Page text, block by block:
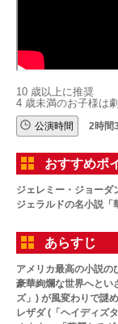
10 歳以上に推奨
4 歳未満のお子様は
公演時間 2時間
おすすめポ
ジェレミー・ジョーダ
ジェラルドの名小説「
あらすじ
アメリカ最高の小説の
豪華絢爛な世界へとい
ズ」) が風変わりで謎
レザダ (「ヘイディズ